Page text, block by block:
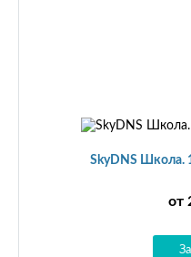
SkyDNS Школа.
от